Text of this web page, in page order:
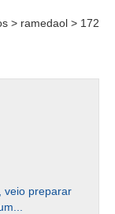
> ramedaol > 172
veio preparar